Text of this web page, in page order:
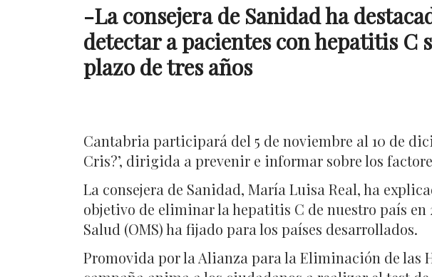
-La consejera de Sanidad ha
detectar a pacientes con hepatitis
plazo de tres años
Cantabria participará del 5 de noviembre al 10 de
Cris?’, dirigida a prevenir e informar sobre los
La consejera de Sanidad, María Luisa Real, ha
objetivo de eliminar la hepatitis C de nuestro país
Salud (OMS) ha fijado para los países desarrollados.
Promovida por la Alianza para la Eliminación de las